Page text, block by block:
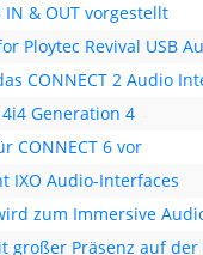
IN & OUT vorgestellt
Ploytec Revival USB
CONNECT 2 Audio
Generation 4
CONNECT 6 vor
IXO Audio-Interfaces
zum Immersive
großer Präsenz auf der